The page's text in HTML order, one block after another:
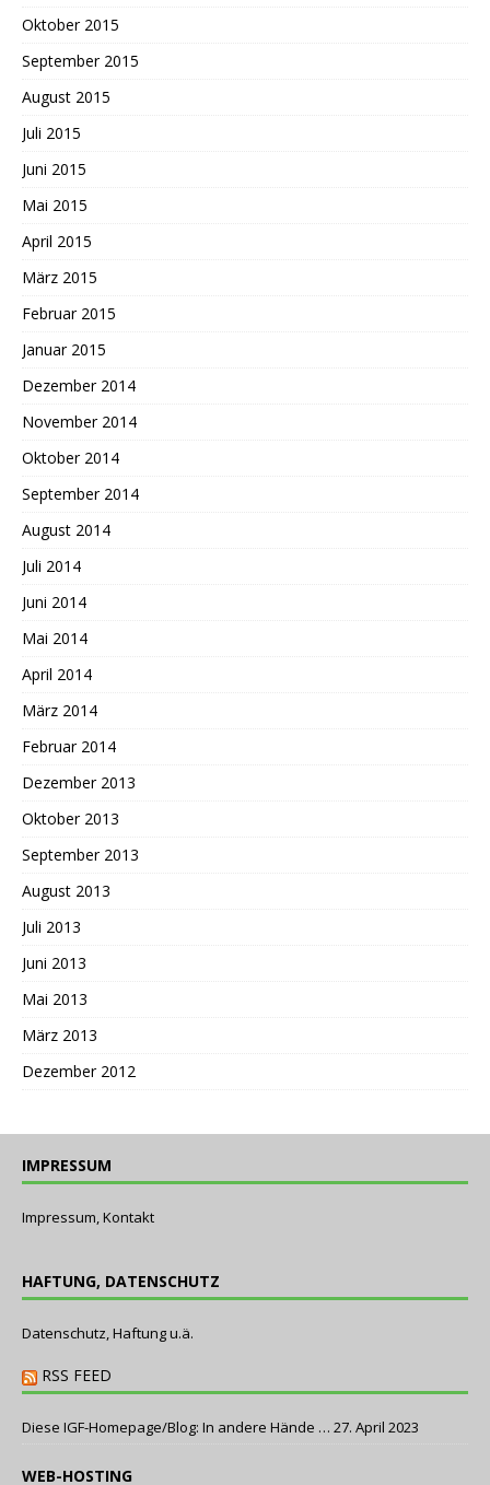
Oktober 2015
September 2015
August 2015
Juli 2015
Juni 2015
Mai 2015
April 2015
März 2015
Februar 2015
Januar 2015
Dezember 2014
November 2014
Oktober 2014
September 2014
August 2014
Juli 2014
Juni 2014
Mai 2014
April 2014
März 2014
Februar 2014
Dezember 2013
Oktober 2013
September 2013
August 2013
Juli 2013
Juni 2013
Mai 2013
März 2013
Dezember 2012
IMPRESSUM
Impressum, Kontakt
HAFTUNG, DATENSCHUTZ
Datenschutz, Haftung u.ä.
RSS FEED
Diese IGF-Homepage/Blog: In andere Hände … 27. April 2023
WEB-HOSTING